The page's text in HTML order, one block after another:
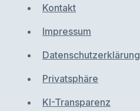
Kontakt
Impressum
Datenschutzerklärung
Privatsphäre
KI-Transparenz